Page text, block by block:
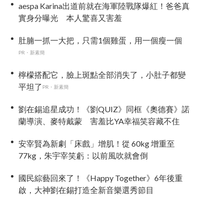
aespa Karina出道前就在海軍陸戰隊爆紅！爸爸真
實身分曝光 本人驚喜又害羞
肚腩一抓一大把，只需1個雞蛋，用一個瘦一個
PR・新素簡
檸檬搭配它，臉上斑點全部消失了，小肚子都變
平坦了 PR・新素簡
劉在錫追星成功！《劉QUIZ》同框《奧德賽》諾
蘭導演、麥特戴蒙 害羞比YA幸福笑容藏不住
安宰賢為新劇「床戲」增肌！從 60kg 增重至
77kg，朱宇宰笑虧：以前風吹就會倒
國民綜藝回來了！《Happy Together》6年後重
啟，大神劉在錫打造全新音樂選秀節目